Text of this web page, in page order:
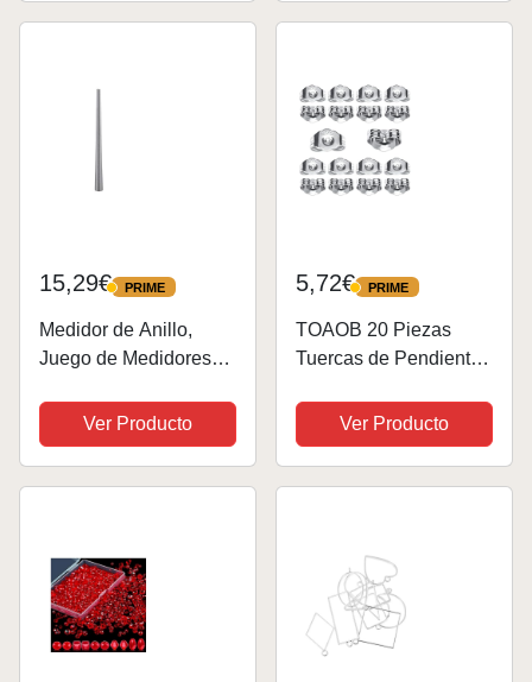
Abalorios de 20mm
Decoración y...
dorado)
15,29€ PRIME
PRIME
Medidor de Anillo,
Juego de Medidores
Medidor de Dedos
Herramientas
Moldeadoras de
Joyas...
Ver Producto
5,72€ PRIME
PRIME
TOAOB 20 Piezas
Tuercas de Pendientes
4.45 x 5.85 mm Cierres
Tapón de Seguridad
Tope Posterior
Ver Producto